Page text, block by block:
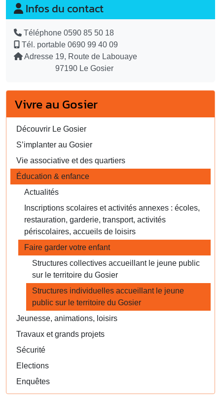
Infos du contact
Téléphone 0590 85 50 18
Tél. portable 0690 99 40 09
Adresse 19, Route de Labouaye
97190 Le Gosier
Vivre au Gosier
Découvrir Le Gosier
S’implanter au Gosier
Vie associative et des quartiers
Éducation & enfance
Actualités
Inscriptions scolaires et activités annexes : écoles,
restauration, garderie, transport, activités
périscolaires, accueils de loisirs
Faire garder votre enfant
Structures collectives accueillant le jeune public
sur le territoire du Gosier
Structures individuelles accueillant le jeune
public sur le territoire du Gosier
Jeunesse, animations, loisirs
Travaux et grands projets
Sécurité
Elections
Enquêtes